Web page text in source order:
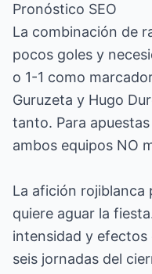
Pronóstico SEO
La combinación de
pocos goles y
o 1-1 como
Guruzeta y Hugo
tanto. Para
ambos equipos NO
La afición rojiblanca
quiere aguar la
intensidad y efectos
seis jornadas del